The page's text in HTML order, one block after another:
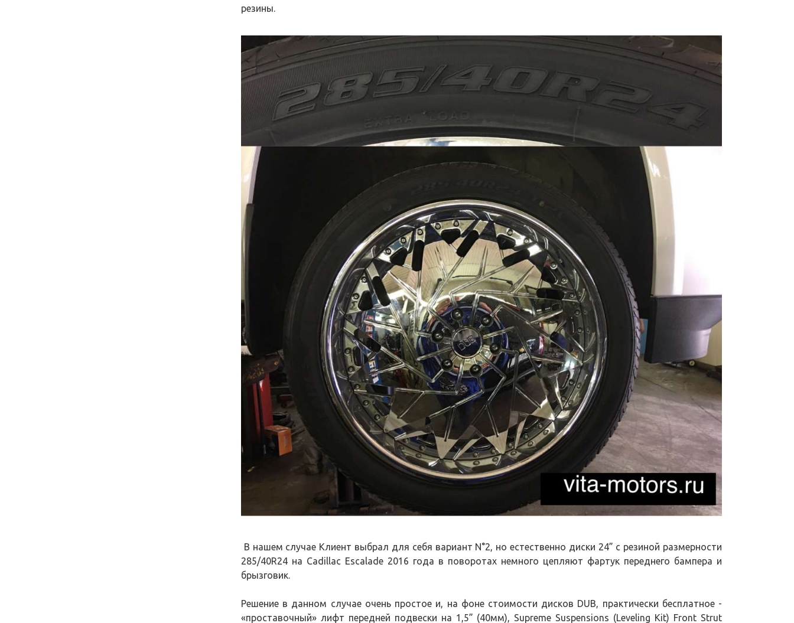
резины.
В нашем случае Клиент выбрал для себя вариант N°2, но естественно диски 24” с резиной размерности
285/40R24 на Cadillac Escalade 2016 года в поворотах немного цепляют фартук переднего бампера и
брызговик.
Решение в данном случае очень простое и, на фоне стоимости дисков DUB, практически бесплатное -
«проставочный» лифт передней подвески на 1,5” (40мм), Supreme Suspensions (Leveling Kit) Front Strut